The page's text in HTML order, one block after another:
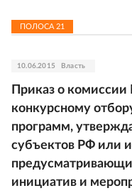
ПОЛОСА 21
10.06.2015 Власть
Приказ о
конкурсному
программ,
субъектов РФ или
инициатив и